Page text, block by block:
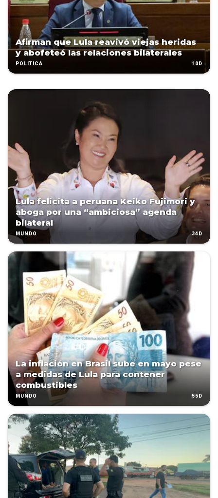
Afirman que Lula reavivó viejas heridas
y abofeteó las relaciones bilaterales
POLÍTICA 10D
Lula felicita a peruana Keiko Fujimori y
aboga por una “ambiciosa” agenda
bilateral
MUNDO 34D
La inflación en Brasil sube en mayo pese
a medidas de Lula para contener
combustibles
MUNDO 55D